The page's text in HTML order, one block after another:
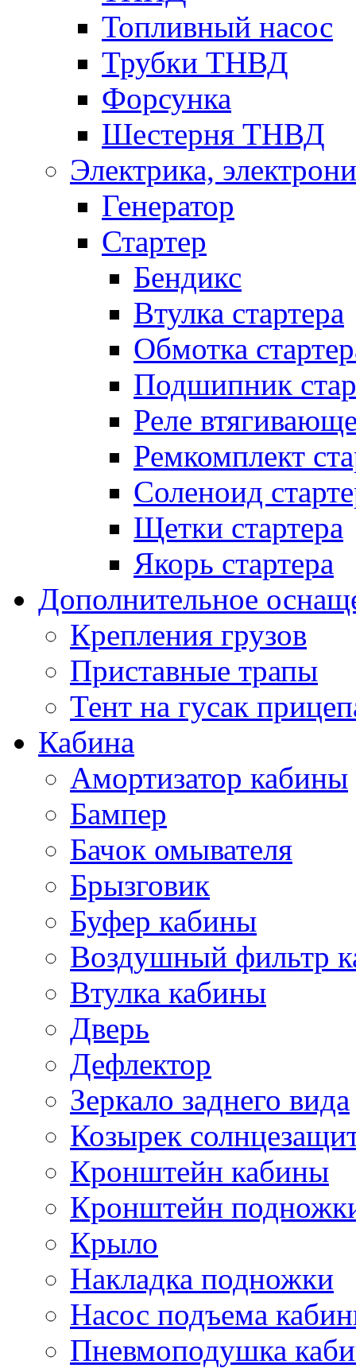
Топливный насос
Трубки ТНВД
Форсунка
Шестерня ТНВД
Электрика,
Генератор
Стартер
Бендикс
Втулка стартера
Обмотка
Подшипник
Реле
Ремкомплект
Соленоид
Щетки стартера
Якорь стартера
Дополнительное
Крепления грузов
Приставные трапы
Тент на гусак
Кабина
Амортизатор кабины
Бампер
Бачок омывателя
Брызговик
Буфер кабины
Воздушный фильтр
Втулка кабины
Дверь
Дефлектор
Зеркало заднего вида
Козырек
Кронштейн кабины
Кронштейн
Крыло
Накладка подножки
Насос подъема
Пневмоподушка